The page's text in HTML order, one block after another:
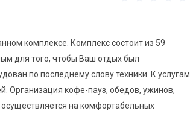
комплексе. Комплекс состоит из 59
для того, чтобы Ваш отдых был
по последнему слову техники. К услугам
Организация кофе-пауз, обедов, ужинов,
на комфортабельных